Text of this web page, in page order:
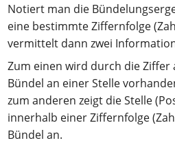
Notiert man die
eine bestimmte Ziffernfolge
vermittelt dann zwei
Zum einen wird durch die Ziffer
Bündel an einer Stelle
zum anderen zeigt die Stelle
innerhalb einer Ziffernfolge
Bündel an.